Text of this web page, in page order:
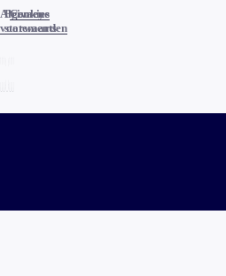
Algemene
voorwaarden
Privacy
statements
Cookies